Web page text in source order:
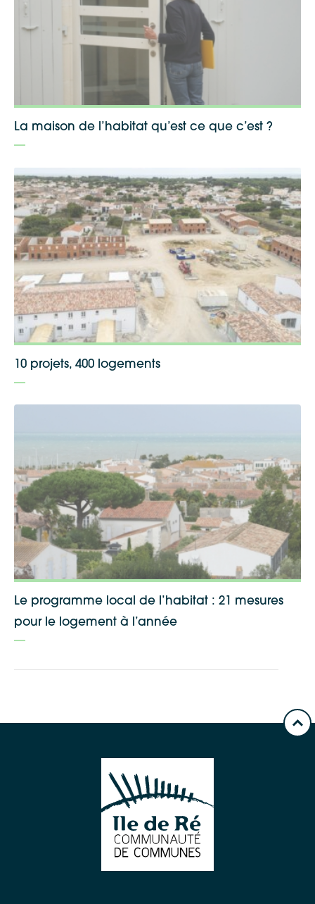
La maison de l’habitat qu’est ce que c’est ?
10 projets, 400 logements
Le programme local de l’habitat : 21 mesures
pour le logement à l’année
ShareThis is disabled. Allow